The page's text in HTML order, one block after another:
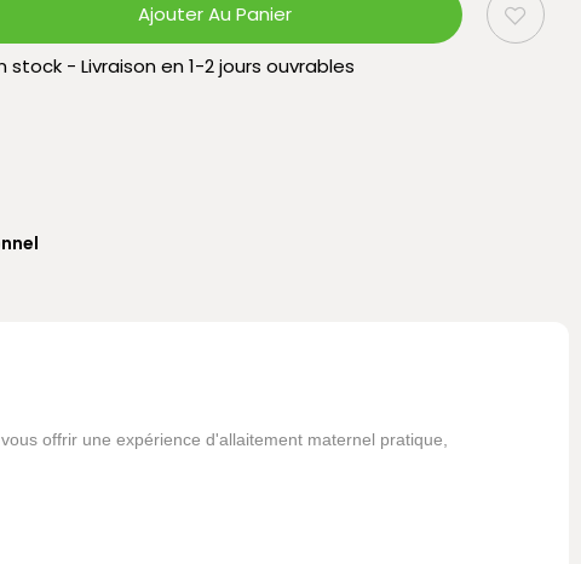
Ajouter Au Panier
stock - Livraison en 1-2 jours ouvrables
offrir une expérience d'allaitement maternel pratique,